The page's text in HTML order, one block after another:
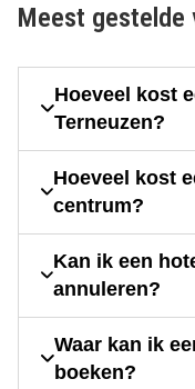
Meest gestelde
Hoeveel kost
Terneuzen?
Hoeveel kost
centrum?
Kan ik een
annuleren?
Waar kan ik
boeken?